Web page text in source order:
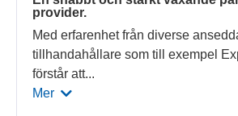
provider.
Med erfarenhet från diverse
tillhandahållare som till exempel
förstår att...
Mer